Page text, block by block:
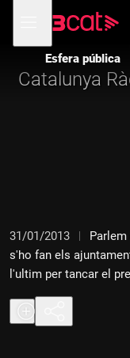
navegació
principal
menú
de
Esfera pública
Catalunya
31/01/2013
s'ho fan els
l'ultim per tancar el
han d'acomiadar
les escoles bressol.
d'alcalde de